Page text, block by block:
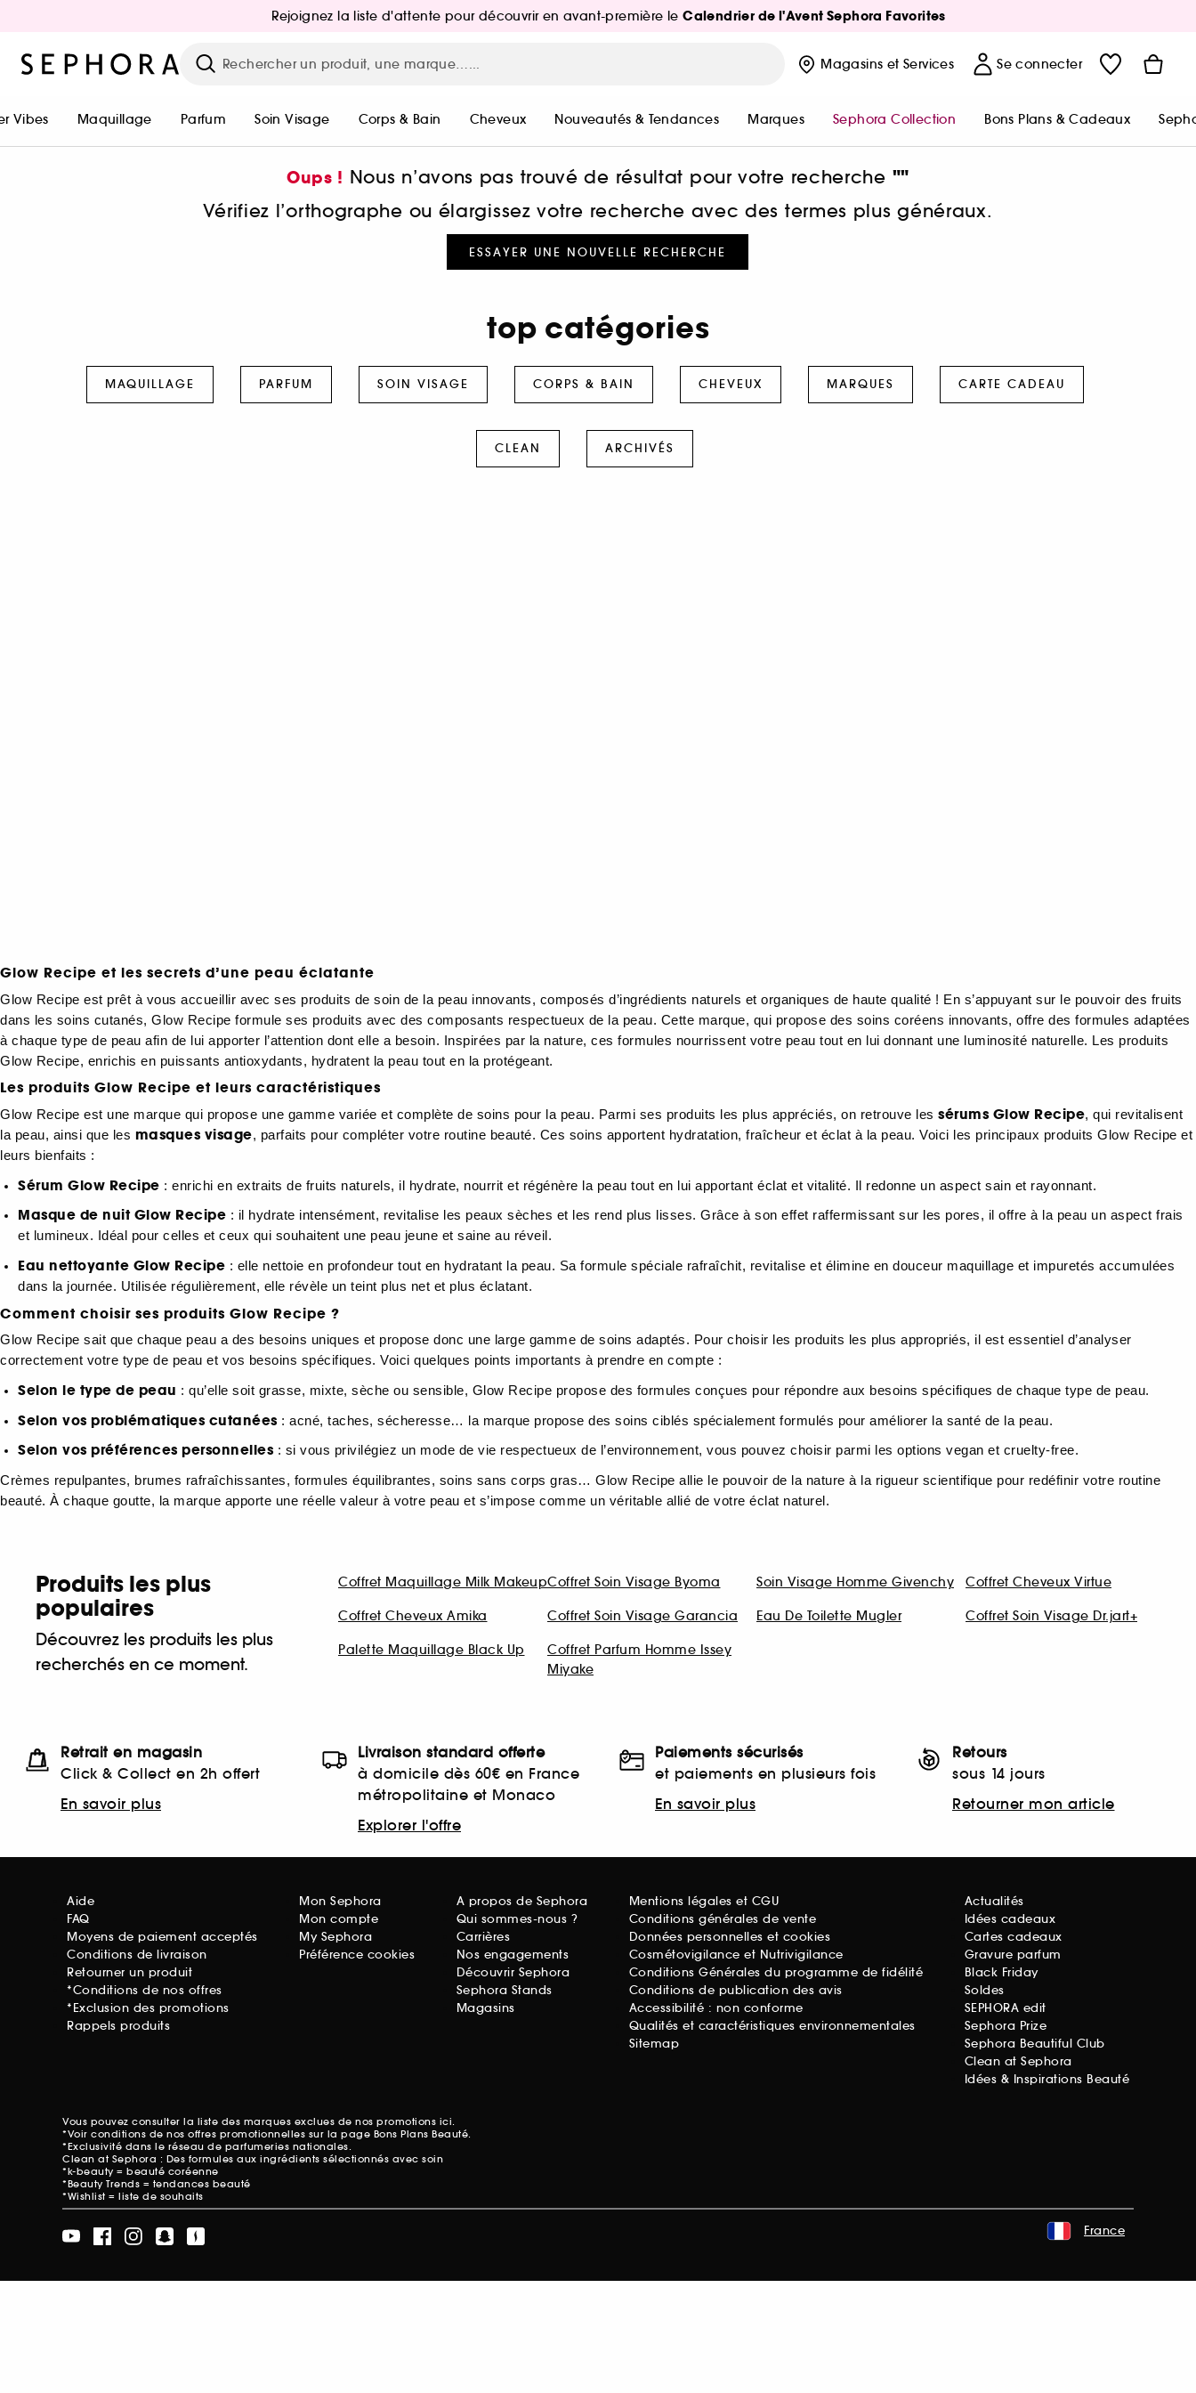
Rejoignez la liste d'attente pour découvrir en avant-première leCalendrier de l'Avent Sephora Favorites
Magasins et Services Se connecter
Vibes Maquillage Parfum Soin Visage Corps & Bain Cheveux Nouveautés & Tendances Marques Sephora Collection Bons Plans & Cadeaux
Oups ! Nous n’avons pas trouvé de résultat pour votre recherche ""
Vérifiez l’orthographe ou élargissez votre recherche avec des termes plus généraux.
ESSAYER UNE NOUVELLE RECHERCHE
top catégories
MAQUILLAGE PARFUM SOIN VISAGE CORPS & BAIN CHEVEUX MARQUES CARTE CADEAU
CLEAN ARCHIVÉS
Glow Recipe et les secrets d’une peau éclatante
Glow Recipe est prêt à vous accueillir avec ses produits de soin de la peau innovants, composés d’ingrédients naturels et organiques de haute qualité ! En s’appuyant sur le pouvoir des fruits
dans les soins cutanés, Glow Recipe formule ses produits avec des composants respectueux de la peau. Cette marque, qui propose des soins coréens innovants, offre des formules adaptées
à chaque type de peau afin de lui apporter l’attention dont elle a besoin. Inspirées par la nature, ces formules nourrissent votre peau tout en lui donnant une luminosité naturelle. Les produits
Glow Recipe, enrichis en puissants antioxydants, hydratent la peau tout en la protégeant.
Les produits Glow Recipe et leurs caractéristiques
Glow Recipe est une marque qui propose une gamme variée et complète de soins pour la peau. Parmi ses produits les plus appréciés, on retrouve les sérums Glow Recipe, qui revitalisent
la peau, ainsi que les masques visage, parfaits pour compléter votre routine beauté. Ces soins apportent hydratation, fraîcheur et éclat à la peau. Voici les principaux produits Glow Recipe et
leurs bienfaits :
Sérum Glow Recipe : enrichi en extraits de fruits naturels, il hydrate, nourrit et régénère la peau tout en lui apportant éclat et vitalité. Il redonne un aspect sain et rayonnant.
Masque de nuit Glow Recipe : il hydrate intensément, revitalise les peaux sèches et les rend plus lisses. Grâce à son effet raffermissant sur les pores, il offre à la peau un aspect frais
et lumineux. Idéal pour celles et ceux qui souhaitent une peau jeune et saine au réveil.
Eau nettoyante Glow Recipe : elle nettoie en profondeur tout en hydratant la peau. Sa formule spéciale rafraîchit, revitalise et élimine en douceur maquillage et impuretés accumulées
dans la journée. Utilisée régulièrement, elle révèle un teint plus net et plus éclatant.
Comment choisir ses produits Glow Recipe ?
Glow Recipe sait que chaque peau a des besoins uniques et propose donc une large gamme de soins adaptés. Pour choisir les produits les plus appropriés, il est essentiel d’analyser
correctement votre type de peau et vos besoins spécifiques. Voici quelques points importants à prendre en compte :
Selon le type de peau : qu’elle soit grasse, mixte, sèche ou sensible, Glow Recipe propose des formules conçues pour répondre aux besoins spécifiques de chaque type de peau.
Selon vos problématiques cutanées : acné, taches, sécheresse… la marque propose des soins ciblés spécialement formulés pour améliorer la santé de la peau.
Selon vos préférences personnelles : si vous privilégiez un mode de vie respectueux de l’environnement, vous pouvez choisir parmi les options vegan et cruelty-free.
Crèmes repulpantes, brumes rafraîchissantes, formules équilibrantes, soins sans corps gras… Glow Recipe allie le pouvoir de la nature à la rigueur scientifique pour redéfinir votre routine
beauté. À chaque goutte, la marque apporte une réelle valeur à votre peau et s’impose comme un véritable allié de votre éclat naturel.
Produits les plus
populaires
Découvrez les produits les plus
recherchés en ce moment.
Coffret Maquillage Milk Makeup
Coffret Cheveux Amika
Palette Maquillage Black Up
Coffret Soin Visage Byoma
Coffret Soin Visage Garancia
Coffret Parfum Homme Issey
Miyake
Soin Visage Homme Givenchy
Eau De Toilette Mugler
Coffret Cheveux Virtue
Coffret Soin Visage Dr.jart+
Retrait en magasin
Click & Collect en 2h offert
En savoir plus
Livraison standard offerte
à domicile dès 60€ en France
métropolitaine et Monaco
Explorer l'offre
Paiements sécurisés
et paiements en plusieurs fois
En savoir plus
Retours
sous 14 jours
Retourner mon article
Aide
FAQ
Moyens de paiement acceptés
Conditions de livraison
Retourner un produit
*Conditions de nos offres
*Exclusion des promotions
Rappels produits
Mon Sephora
Mon compte
My Sephora
Préférence cookies
A propos de Sephora
Qui sommes-nous ?
Carrières
Nos engagements
Découvrir Sephora
Sephora Stands
Magasins
Mentions légales et CGU
Conditions générales de vente
Données personnelles et cookies
Cosmétovigilance et Nutrivigilance
Conditions Générales du programme de fidélité
Conditions de publication des avis
Accessibilité : non conforme
Qualités et caractéristiques environnementales
Sitemap
Actualités
Idées cadeaux
Cartes cadeaux
Gravure parfum
Black Friday
Soldes
SEPHORA edit
Sephora Prize
Sephora Beautiful Club
Clean at Sephora
Idées & Inspirations Beauté
Vous pouvez consulter la liste des marques exclues de nos promotions ici.
*Voir conditions de nos offres promotionnelles sur la page Bons Plans Beauté.
*Exclusivité dans le réseau de parfumeries nationales.
Clean at Sephora : Des formules aux ingrédients sélectionnés avec soin
*k-beauty = beauté coréenne
*Beauty Trends = tendances beauté
*Wishlist = liste de souhaits
France